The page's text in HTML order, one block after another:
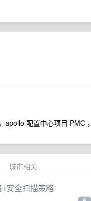
apollo 配置中心项目 PMC
城市相关
安全扫描策略